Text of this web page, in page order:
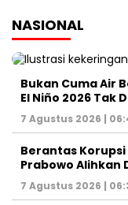
NASIONAL
Bukan Cuma Air
El Niño 2026 Tak
7 Agustus 2026 |
Berantas
Prabowo Alihkan
7 Agustus 2026 |